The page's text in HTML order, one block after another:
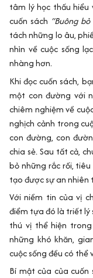
tâm lý học thấu
cuốn sách “Buông
tách những lo âu,
nhìn về cuộc sống
nhàng hơn.
Khi đọc cuốn sách,
một con đường với
chiêm nghiệm về
nghịch cảnh trong
con đường, con
chia sẻ. Sau tất cả,
bỏ những rắc rối,
tạo được sự an
Với niềm tin của vị
điểm tựa đó là triết lý
thú vị thể hiện
những khó khăn,
cuộc sống đều có thể
Bí mật của của